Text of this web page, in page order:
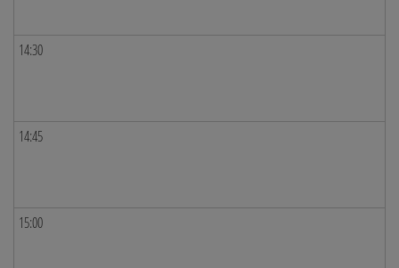
14:30
14:45
15:00